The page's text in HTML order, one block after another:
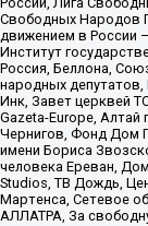
Свободных Народов
движением в России
Институт
Россия, Беллона,
народных
Инк, Завет церквей
Gazeta-Europe,
Чернигов, Фонд Дом
имени Бориса
человека Ереван,
Studios, ТВ Дождь,
Мартенса, Сетевое
АЛЛАТРА, За